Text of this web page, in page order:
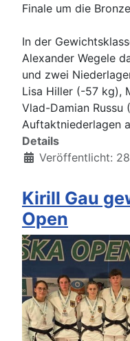
Finale um die
In der
Alexander Wegele
und zwei
Lisa Hiller (-57 kg),
Vlad-Damian
Auftaktniederlagen
Details
Veröffentlicht:
Kirill Gau
Open